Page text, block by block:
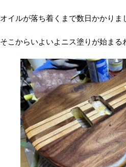
オイルが落ち着くまで数日かかりま
そこからいよいよニス塗りが始まる